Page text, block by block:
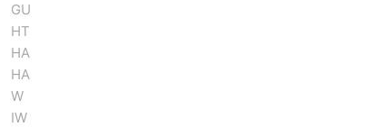
GU
HT
HA
HA
W
IW